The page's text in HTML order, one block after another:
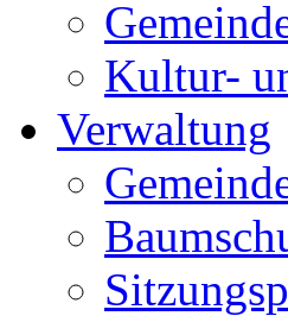
Kultur-
Verwaltung